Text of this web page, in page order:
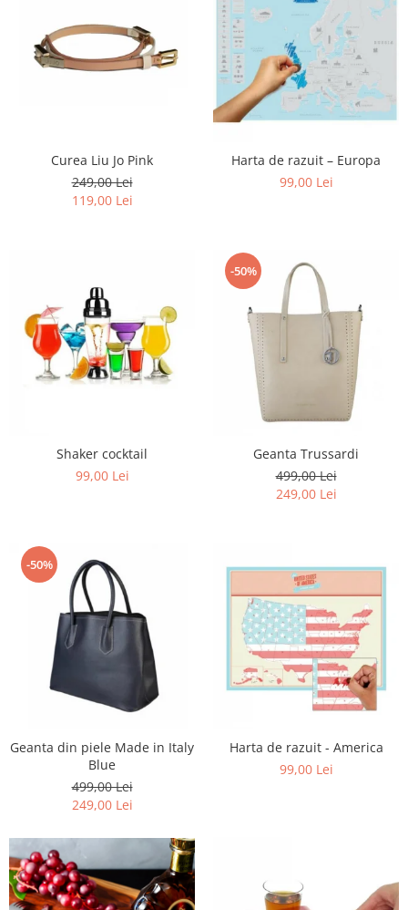
Curea Liu Jo Pink
249,00 Lei
119,00 Lei
Harta de razuit – Europa
99,00 Lei
Shaker cocktail
99,00 Lei
-50%
Geanta Trussardi
499,00 Lei
249,00 Lei
-50%
Geanta din piele Made in Italy
Blue
499,00 Lei
249,00 Lei
Harta de razuit - America
99,00 Lei